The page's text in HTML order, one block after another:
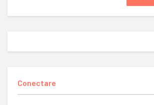
Conectare